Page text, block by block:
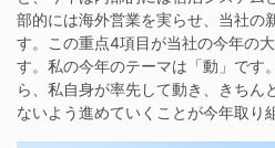
部的には海外営業を実らせ、当社の
す。この重点4項目が当社の今年の
す。私の今年のテーマは「動」です
ら、私自身が率先して動き、きちん
ないよう進めていくことが今年取り